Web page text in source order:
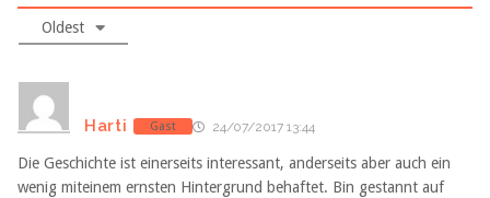
Oldest
Harti Gast 24/07/2017 13:44
Die Geschichte ist einerseits interessant, anderseits aber auch ein
wenig miteinem ernsten Hintergrund behaftet. Bin gestannt auf